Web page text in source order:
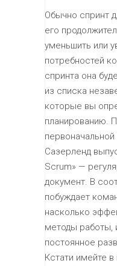
Обычно спринт
его
уменьшить или
потребностей
спринта она
из списка
которые вы
планированию.
Сазерленд
Scrum» —
документ. В
побуждает
насколько
методы работы,
постоянное
Кстати имейте